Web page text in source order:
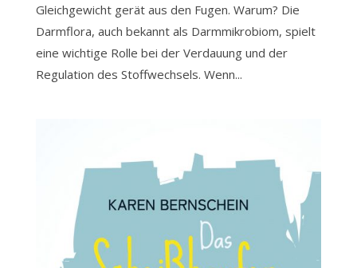
Gleichgewicht gerät aus den Fugen. Warum? Die
Darmflora, auch bekannt als Darmmikrobiom, spielt
eine wichtige Rolle bei der Verdauung und der
Regulation des Stoffwechsels. Wenn...